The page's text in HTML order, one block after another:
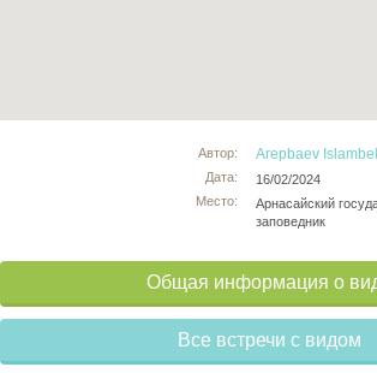
Автор:
Дата:
Место:
Arepbaev
16/02/2024
Арнасайский
заповедник
Общая информация о
Все встречи с видом